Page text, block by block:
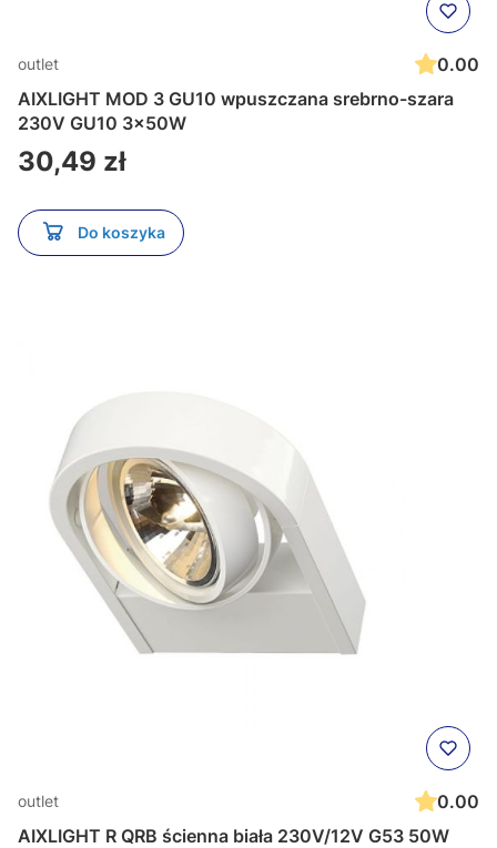
outlet
0.00
AIXLIGHT MOD 3 GU10 wpuszczana srebrno-szara
230V GU10 3x50W
Cena
30,49 zł
Do koszyka
outlet
0.00
AIXLIGHT R QRB ścienna biała 230V/12V G53 50W